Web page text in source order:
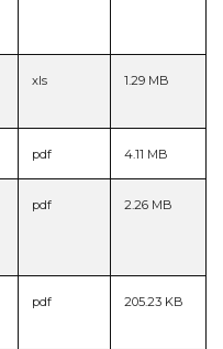
xls 1.29 MB
pdf 4.11 MB
pdf 2.26 MB
pdf 205.23 KB